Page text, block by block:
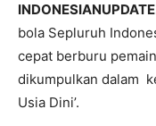
bola Sepluruh
cepat berburu
dikumpulkan dalam
Usia Dini’.